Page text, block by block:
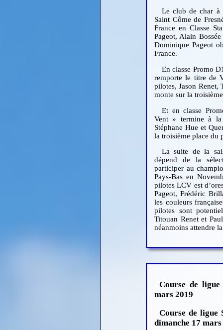
Le club de char à
Saint Côme de
France en Classe
Pageot, Alain
Dominique Pageot
France.
En classe Promo
remporte le titre de
pilotes, Jason Renet,
monte sur la
Et en classe
Vent » termine à la
Stéphane Hue et
la troisième place du
La suite de la
dépend de la
participer au
Pays-Bas en
pilotes LCV est
Pageot, Frédéric
les couleurs
pilotes sont
Titouan Renet et
néanmoins attendre
Course de
mars 2019
Course de ligue
dimanche 17 mars